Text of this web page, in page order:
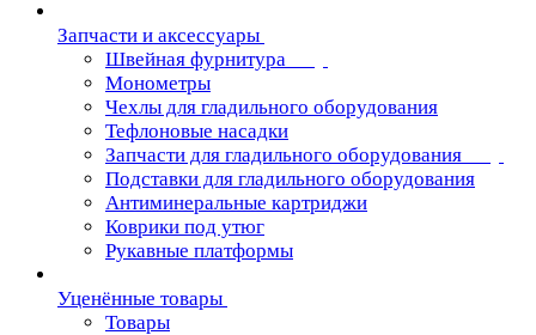
Запчасти и аксессуары
Швейная фурнитура
Монометры
Чехлы для гладильного оборудования
Тефлоновые насадки
Запчасти для гладильного оборудования
Подставки для гладильного оборудования
Антиминеральные картриджи
Коврики под утюг
Рукавные платформы
Уценённые товары
Товары